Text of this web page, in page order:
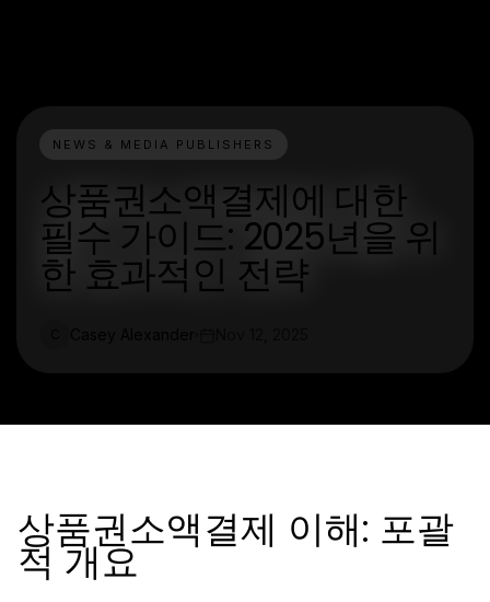
NEWS & MEDIA PUBLISHERS
상품권소액결제에 대한
필수 가이드: 2025년을 위
한 효과적인 전략
상품권소액결제 이해: 포괄
적 개요